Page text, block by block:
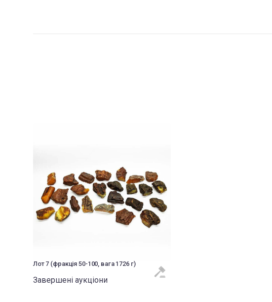
Лот 7 (фракція 50-100, вага 1726 г)
Завершені аукціони